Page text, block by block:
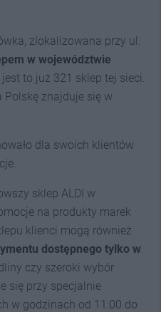
zlokalizowana przy ul.
w województwie
to już 321 sklep tej sieci.
Polskę znajduje się w
dla swoich klientów
sklep ALDI w
na produkty marek
klienci mogą również
dostępnego tylko w
czy szeroki wybór
się przy specjalnie
w godzinach od 11:00 do